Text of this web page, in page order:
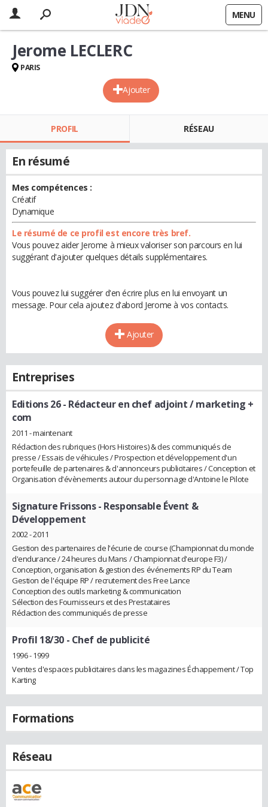
MENU
Ajouter
Jerome LECLERC
PARIS
PROFIL RÉSEAU
En résumé
Mes compétences :
Créatif
Dynamique
Le résumé de ce profil est encore très bref.
Vous pouvez aider Jerome à mieux valoriser son parcours en lui
suggérant d'ajouter quelques détails supplémentaires.
Vous pouvez lui suggérer d'en écrire plus en lui envoyant un
message. Pour cela ajoutez d'abord Jerome à vos contacts.
Ajouter
Entreprises
Editions 26- Rédacteur en chef adjoint / marketing +
com
2011 - maintenant
Rédaction des rubriques (Hors Histoires) & des communiqués de
presse / Essais de véhicules / Prospection et développement d'un
portefeuille de partenaires & d'annonceurs publicitaires / Conception et
Organisation d'évènements autour du personnage d'Antoine le Pilote
Signature Frissons- Responsable Évent &
Développement
2002 - 2011
Gestion des partenaires de l'écurie de course (Championnat du monde
d'endurance / 24 heures du Mans / Championnat d'europe F3) /
Conception, organisation & gestion des événements RP du Team
Gestion de l'équipe RP / recrutement des Free Lance
Conception des outils marketing & communication
Sélection des Fournisseurs et des Prestataires
Rédaction des communiqués de presse
Profil 18/30- Chef de publicité
1996 - 1999
Ventes d'espaces publicitaires dans les magazines Échappement / Top
Karting
Formations
Réseau